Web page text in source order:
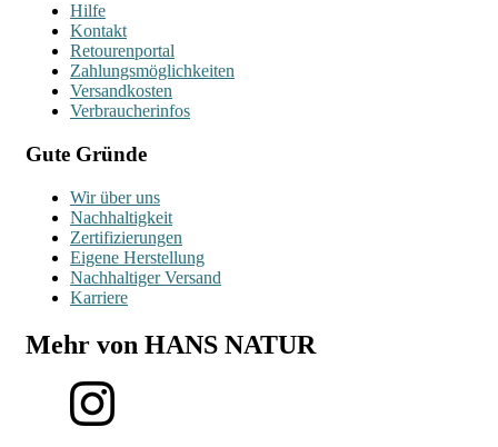
Hilfe
Kontakt
Retourenportal
Zahlungsmöglichkeiten
Versandkosten
Verbraucherinfos
Gute Gründe
Wir über uns
Nachhaltigkeit
Zertifizierungen
Eigene Herstellung
Nachhaltiger Versand
Karriere
Mehr von HANS NATUR